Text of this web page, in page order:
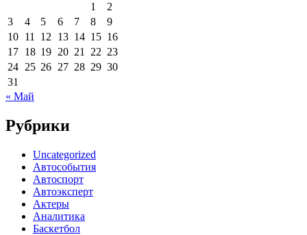
1
2
3
4 5 6 7 8
9
10 11 12 13 14 15 16
17 18 19 20 21 22 23
24 25 26 27 28 29 30
31
« Май
Рубрики
Uncategorized
Автособытия
Автоспорт
Автоэксперт
Актеры
Аналитика
Баскетбол